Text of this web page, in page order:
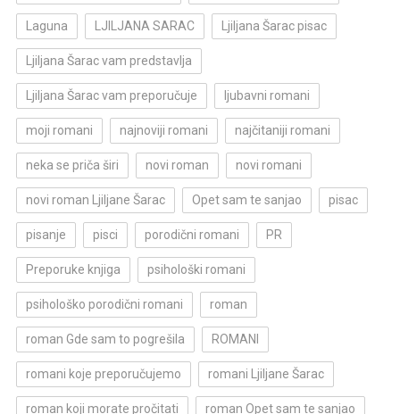
Laguna LJILJANA SARAC Ljiljana Šarac pisac
Ljiljana Šarac vam predstavlja
Ljiljana Šarac vam preporučuje ljubavni romani
moji romani najnoviji romani najčitaniji romani
neka se priča širi novi roman novi romani
novi roman Ljiljane Šarac Opet sam te sanjao pisac
pisanje pisci porodični romani PR
Preporuke knjiga psihološki romani
psihološko porodični romani roman
roman Gde sam to pogrešila ROMANI
romani koje preporučujemo romani Ljiljane Šarac
roman koji morate pročitati roman Opet sam te sanjao